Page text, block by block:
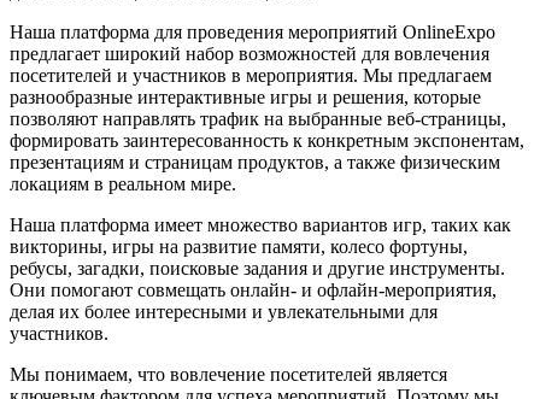
Наша платформа для проведения мероприятий OnlineExpo
предлагает широкий набор возможностей для вовлечения
посетителей и участников в мероприятия. Мы предлагаем
разнообразные интерактивные игры и решения, которые
позволяют направлять трафик на выбранные веб-страницы,
формировать заинтересованность к конкретным экспонентам,
презентациям и страницам продуктов, а также физическим
локациям в реальном мире.
Наша платформа имеет множество вариантов игр, таких как
викторины, игры на развитие памяти, колесо фортуны,
ребусы, загадки, поисковые задания и другие инструменты.
Они помогают совмещать онлайн- и офлайн-мероприятия,
делая их более интересными и увлекательными для
участников.
Мы понимаем, что вовлечение посетителей является